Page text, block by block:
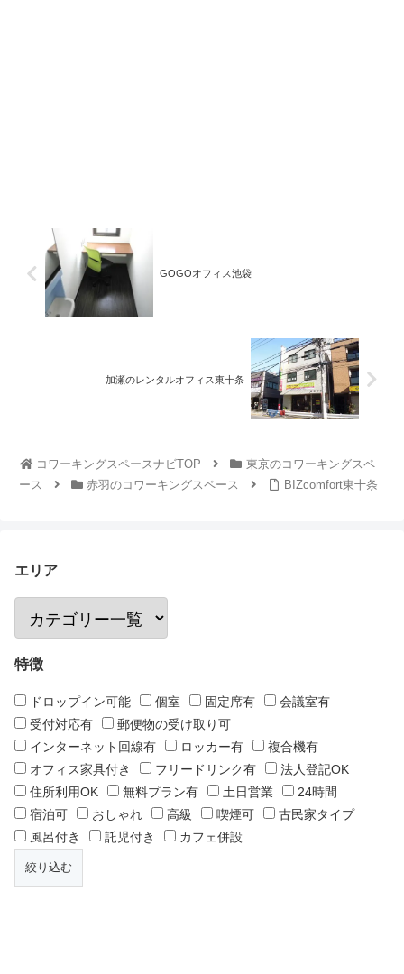
GOGOオフィス池袋
加瀬のレンタルオフィス東十条
コワーキングスペースナビTOP
東京のコワーキングスペ
ース
赤羽のコワーキングスペース BIZcomfort東十条
エリア
特徴
ドロップイン可能 個室 固定席有
会議室有
受付対応有
郵便物の受け取り可
インターネット回線有
ロッカー有
複合機有
オフィス家具付き
フリードリンク有
法人登記OK
住所利用OK
無料プラン有 土日営業
24時間
宿泊可
おしゃれ 高級 喫煙可
古民家タイプ
風呂付き
託児付き カフェ併設